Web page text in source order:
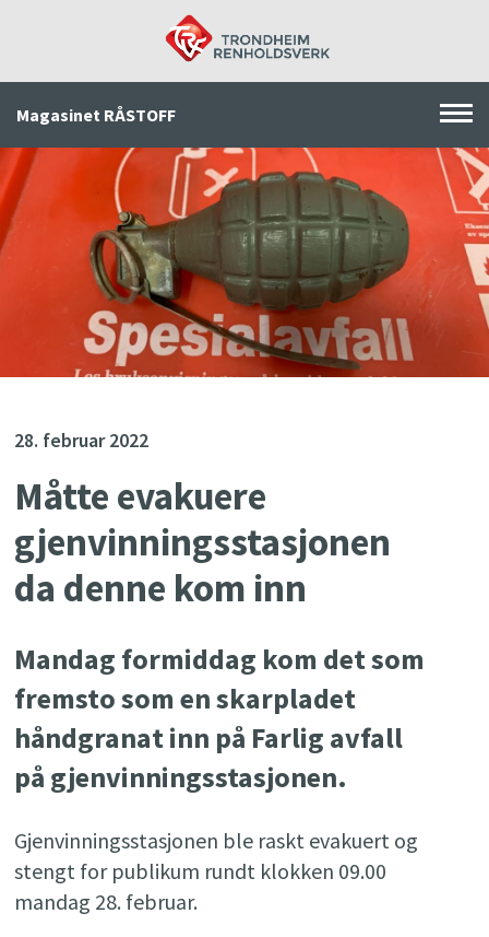
Magasinet RÅSTOFF
Arkiv
Søk
28. februar 2022
Måtte evakuere
gjenvinningsstasjonen
da denne kom inn
Mandag formiddag kom det som
fremsto som en skarpladet
håndgranat inn på Farlig avfall
på gjenvinningsstasjonen.
Gjenvinningsstasjonen ble raskt evakuert og
stengt for publikum rundt klokken 09.00
mandag 28. februar.